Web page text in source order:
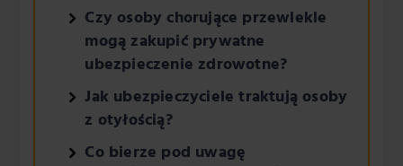
Czy osoby chorujące przewlekle
mogą zakupić prywatne
ubezpieczenie zdrowotne?
Jak ubezpieczyciele traktują osoby
z otyłością?
Co bierze pod uwagę